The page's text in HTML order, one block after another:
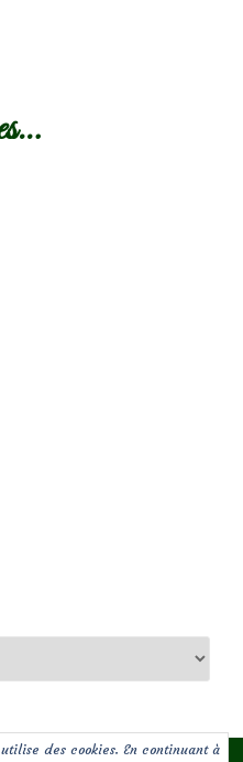
des cookies. En continuant à